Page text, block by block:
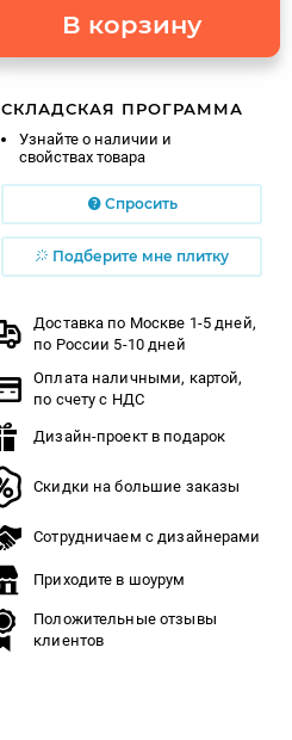
В корзину
СКЛАДСКАЯ ПРОГРАММА
Узнайте о наличии и
свойствах товара
Спросить
Подберите мне плитку
Доставка по Москве 1-5 дней,
по России 5-10 дней
Оплата наличными, картой,
по счету с НДС
Дизайн-проект в подарок
Скидки на большие заказы
Сотрудничаем с дизайнерами
Приходите в шоурум
Положительные отзывы
клиентов